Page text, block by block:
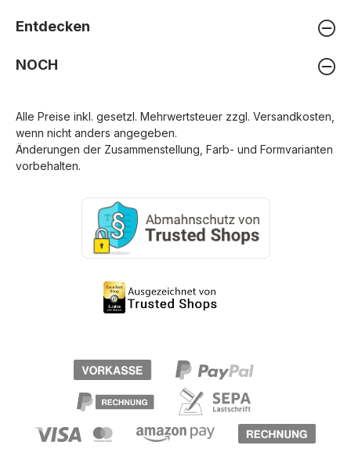
Entdecken
NOCH
Alle Preise inkl. gesetzl. Mehrwertsteuer zzgl. Versandkosten
wenn nicht anders angegeben.
Änderungen der Zusammenstellung, Farb- und Formvarianten
vorbehalten.